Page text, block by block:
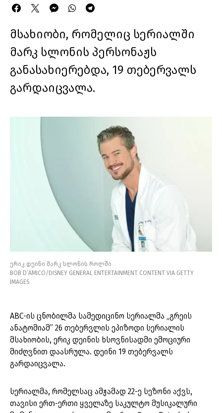
მსახიობი, რომელიც სერიალში
მარკ სლონის პერსონაჟს
განასახიერებდა, 19 თებერვალს
გარდაიცვალა.
ერიკ დეინი მარკ სლონის როლში
BOB D’AMICO/DISNEY GENERAL ENTERTAINMENT CONTENT VIA GETTY
IMAGES
ABC-ის ცნობილმა სამედიცინო სერიალმა „გრეის
ანატომიამ” 26 თებერვლის ეპიზოდი სერიალის
მსახიობის, ერიკ დეინის ხსოვნისადმი ემოციური
მიძღვნით დაასრულა. დეინი 19 თებერვალს
გარდაიცვალა.
სერიალმა, რომელსაც ამჟამად 22-ე სეზონი აქვს,
თავისი ერთ-ერთი ყველაზე საკულტო მუსიკალური